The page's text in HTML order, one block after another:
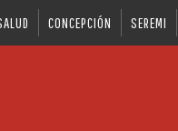
CONCEPCIÓN SEREMI